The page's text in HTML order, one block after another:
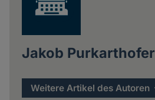
Jakob Purkarthofer
Weitere Artikel des Autoren